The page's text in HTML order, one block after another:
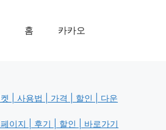
홈 카카오
| 사용법 | 가격 | 할인 | 다운
이지 | 후기 | 할인 | 바로가기